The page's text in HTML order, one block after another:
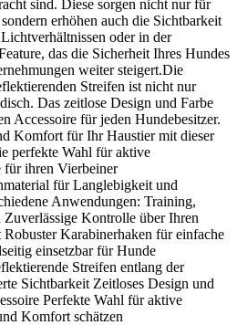
sind. Diese sorgen nicht nur für
erhöhen auch die Sichtbarkeit
oder in der
das die Sicherheit Ihres Hundes
weiter steigert.Die
Streifen ist nicht nur
Das zeitlose Design und Farbe
Accessoire für jeden Hundebesitzer.
Komfort für Ihr Haustier mit dieser
perfekte Wahl für aktive
für ihren Vierbeiner
für Langlebigkeit und
Anwendungen: Training,
Zuverlässige Kontrolle über Ihren
Karabinerhaken für einfache
einsetzbar für Hunde
Streifen entlang der
Sichtbarkeit Zeitloses Design und
Perfekte Wahl für aktive
Komfort schätzen